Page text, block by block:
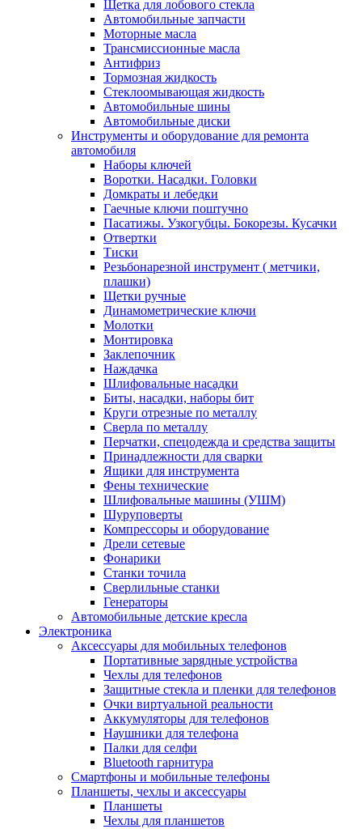
Щетка для лобового стекла
Автомобильные запчасти
Моторные масла
Трансмиссионные масла
Антифриз
Тормозная жидкость
Стеклоомывающая жидкость
Автомобильные шины
Автомобильные диски
Инструменты и оборудование для ремонта
автомобиля
Наборы ключей
Воротки. Насадки. Головки
Домкраты и лебедки
Гаечные ключи поштучно
Пасатижы. Узкогубцы. Бокорезы. Кусачки
Отвертки
Тиски
Резьбонарезной инструмент ( метчики,
плашки)
Щетки ручные
Динамометрические ключи
Молотки
Монтировка
Заклепочник
Наждачка
Шлифовальные насадки
Биты, насадки, наборы бит
Круги отрезные по металлу
Сверла по металлу
Перчатки, спецодежда и средства защиты
Принадлежности для сварки
Ящики для инструмента
Фены технические
Шлифовальные машины (УШМ)
Шуруповерты
Компрессоры и оборудование
Дрели сетевые
Фонарики
Станки точила
Сверлильные станки
Генераторы
Автомобильные детские кресла
Электроника
Аксессуары для мобильных телефонов
Портативные зарядные устройства
Чехлы для телефонов
Защитные стекла и пленки для телефонов
Очки виртуальной реальности
Аккумуляторы для телефонов
Наушники для телефона
Палки для селфи
Bluetooth гарнитура
Смартфоны и мобильные телефоны
Планшеты, чехлы и аксессуары
Планшеты
Чехлы для планшетов